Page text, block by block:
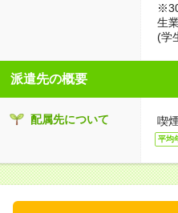
生
(学
派遣先の概要
配属先について 喫
平均